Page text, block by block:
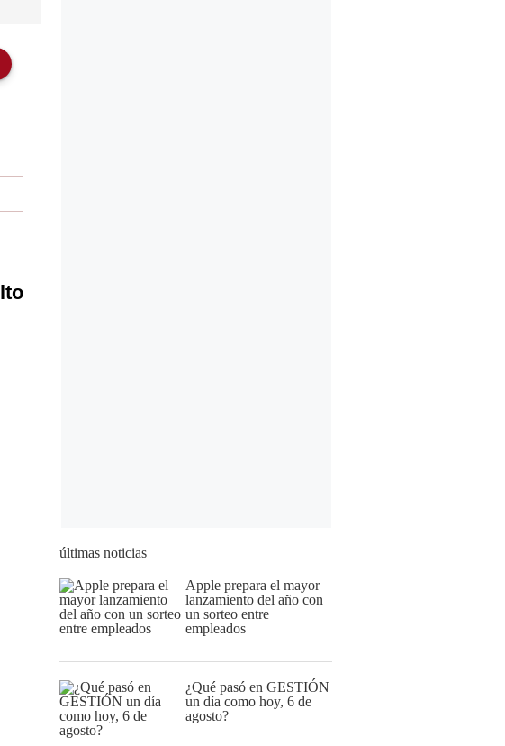
últimas noticias
Apple prepara el mayor
lanzamiento del año con
un sorteo entre
empleados
¿Qué pasó en GESTIÓN
un día como hoy, 6 de
agosto?